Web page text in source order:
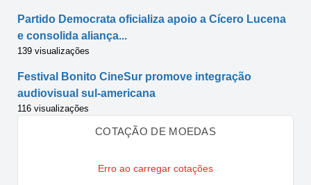
Partido Democrata oficializa apoio a Cícero Lucena
e consolida aliança...
139 visualizações
Festival Bonito CineSur promove integração
audiovisual sul-americana
116 visualizações
COTAÇÃO DE MOEDAS
Erro ao carregar cotações